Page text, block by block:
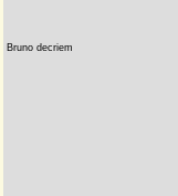
Bruno decriem